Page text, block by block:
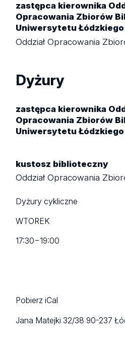
zastępca kierownika
Opracowania Zbiorów
Uniwersytetu Łódzkiego
Oddział Opracowania
Dyżury
zastępca kierownika
Opracowania Zbiorów
Uniwersytetu Łódzkiego
kustosz biblioteczny
Oddział Opracowania
Dyżury cykliczne
WTOREK
17:30−19:00
Pobierz iCal
Jana Matejki 32/3890-237